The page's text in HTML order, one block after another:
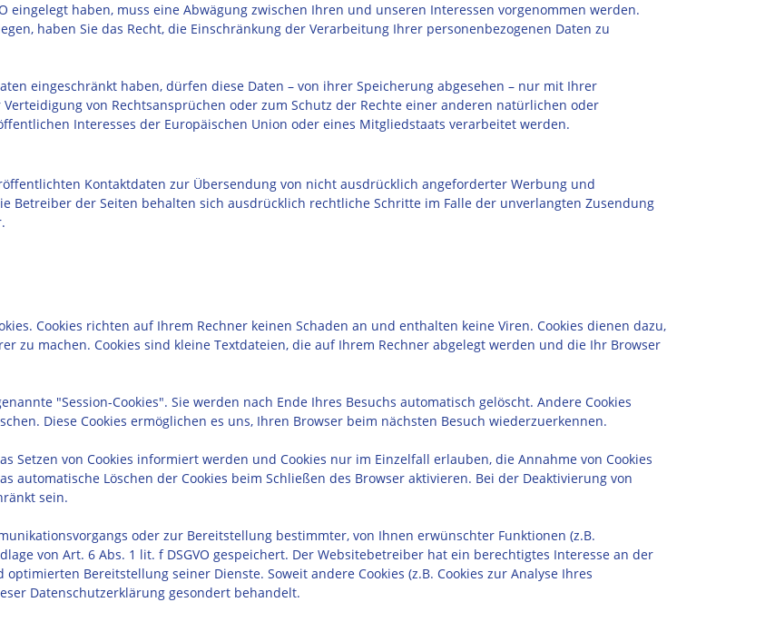
eingelegt haben, muss eine Abwägung zwischen Ihren und unseren Interessen vorgenommen werden.
haben Sie das Recht, die Einschränkung der Verarbeitung Ihrer personenbezogenen Daten zu
eingeschränkt haben, dürfen diese Daten – von ihrer Speicherung abgesehen – nur mit Ihrer
von Rechtsansprüchen oder zum Schutz der Rechte einer anderen natürlichen oder
Interesses der Europäischen Union oder eines Mitgliedstaats verarbeitet werden.
Kontaktdaten zur Übersendung von nicht ausdrücklich angeforderter Werbung und
der Seiten behalten sich ausdrücklich rechtliche Schritte im Falle der unverlangten Zusendung
Cookies richten auf Ihrem Rechner keinen Schaden an und enthalten keine Viren. Cookies dienen dazu,
zu machen. Cookies sind kleine Textdateien, die auf Ihrem Rechner abgelegt werden und die Ihr Browser
"Session-Cookies". Sie werden nach Ende Ihres Besuchs automatisch gelöscht. Andere Cookies
Diese Cookies ermöglichen es uns, Ihren Browser beim nächsten Besuch wiederzuerkennen.
Setzen von Cookies informiert werden und Cookies nur im Einzelfall erlauben, die Annahme von Cookies
automatische Löschen der Cookies beim Schließen des Browser aktivieren. Bei der Deaktivierung von
sein.
oder zur Bereitstellung bestimmter, von Ihnen erwünschter Funktionen (z.B.
von Art. 6 Abs. 1 lit. f DSGVO gespeichert. Der Websitebetreiber hat ein berechtigtes Interesse an der
Bereitstellung seiner Dienste. Soweit andere Cookies (z.B. Cookies zur Analyse Ihres
Datenschutzerklärung gesondert behandelt.